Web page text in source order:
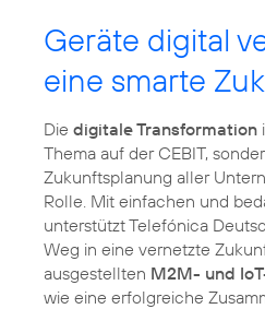
Geräte digital
eine smarte
Die digitale Transformation
Thema auf der CEBIT,
Zukunftsplanung aller
Rolle. Mit einfachen und
unterstützt Telefónica
Weg in eine vernetzte
ausgestellten M2M- und
wie eine erfolgreiche